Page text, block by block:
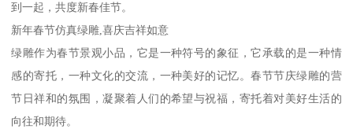
到一起，共度新春佳节。
新年春节仿真绿雕,喜庆吉祥如意
绿雕作为春节景观小品，它是一种符号的象征，它承载的是一种情
感的寄托，一种文化的交流，一种美好的记忆。春节节庆绿雕的营
节日祥和的氛围，凝聚着人们的希望与祝福，寄托着对美好生活的
向往和期待。